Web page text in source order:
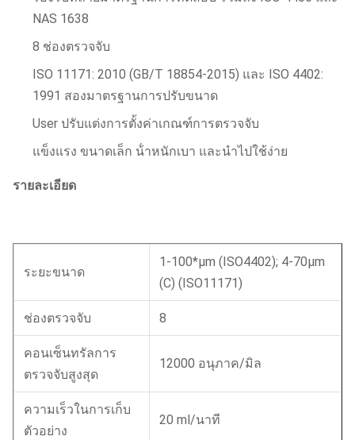
NAS 1638
8 ช่องตรวจจับ
ISO 11171: 2010 (GB/T 18854-2015) และ ISO 4402:
1991 สองมาตรฐานการปรับขนาด
User ปรับแต่งการตั้งค่าเกณฑ์การตรวจจับ
แข็งแรง ขนาดเล็ก น้ําหนักเบา และนําไปใช้ง่าย
รายละเอียด
ระยะขนาด
1-100*μm (ISO4402); 4-70μm
(C) (ISO11171)
ช่องตรวจจับ 8
คอนเซ็นทรัลการ
ตรวจจับสูงสุด
12000 อนุภาค/มิล
ความเร็วในการเก็บ
ตัวอย่าง
20 ml/นาที